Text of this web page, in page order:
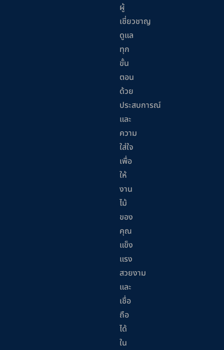
ผู้
เชี่ยวชาญ
ดูแล
ทุก
ขั้น
ตอน
ด้วย
ประสบการณ์
และ
ความ
ใส่ใจ
เพื่อ
ให้
งาน
ไม้
ของ
คุณ
แข็ง
แรง
สวยงาม
และ
เชื่อ
ถือ
ได้
ใน